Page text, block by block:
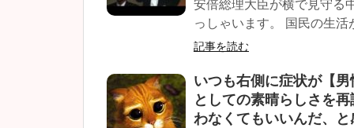
安倍総理大臣が横で見守る
っしゃいます。 国民の生
記事を読む
いつも右側に症状が【
としての素晴らしさを
わなくてもいいんだ、